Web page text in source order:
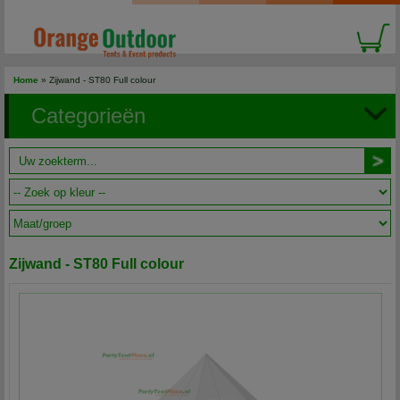
Home » Zijwand - ST80 Full colour
Categorieën
Zijwand - ST80 Full colour